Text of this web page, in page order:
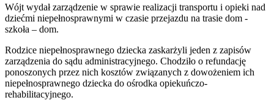
Wójt wydał zarządzenie w sprawie realizacji transportu i opieki nad
dziećmi niepełnosprawnymi w czasie przejazdu na trasie dom -
szkoła – dom.
Rodzice niepełnosprawnego dziecka zaskarżyli jeden z zapisów
zarządzenia do sądu administracyjnego. Chodziło o refundację
ponoszonych przez nich kosztów związanych z dowożeniem ich
niepełnosprawnego dziecka do ośrodka opiekuńczo-
rehabilitacyjnego.